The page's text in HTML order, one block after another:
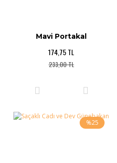
Mavi Portakal
174,75 TL
233,00 TL
%25